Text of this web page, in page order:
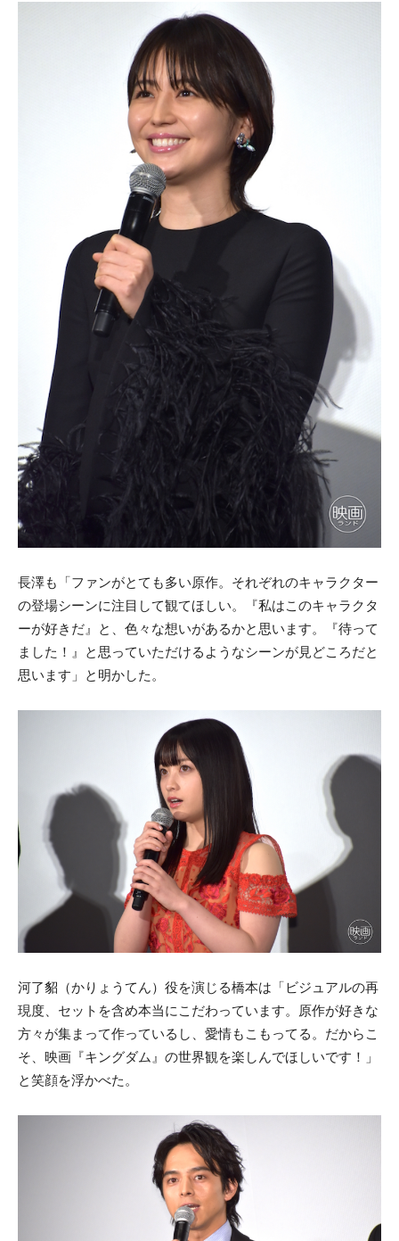
長澤も「ファンがとても多い原作。それぞれのキャラクター
の登場シーンに注目して観てほしい。『私はこのキャラクタ
ーが好きだ』と、色々な想いがあるかと思います。『待って
ました！』と思っていただけるようなシーンが見どころだと
思います」と明かした。
河了貂（かりょうてん）役を演じる橋本は「ビジュアルの再
現度、セットを含め本当にこだわっています。原作が好きな
方々が集まって作っているし、愛情もこもってる。だからこ
そ、映画『キングダム』の世界観を楽しんでほしいです！」
と笑顔を浮かべた。